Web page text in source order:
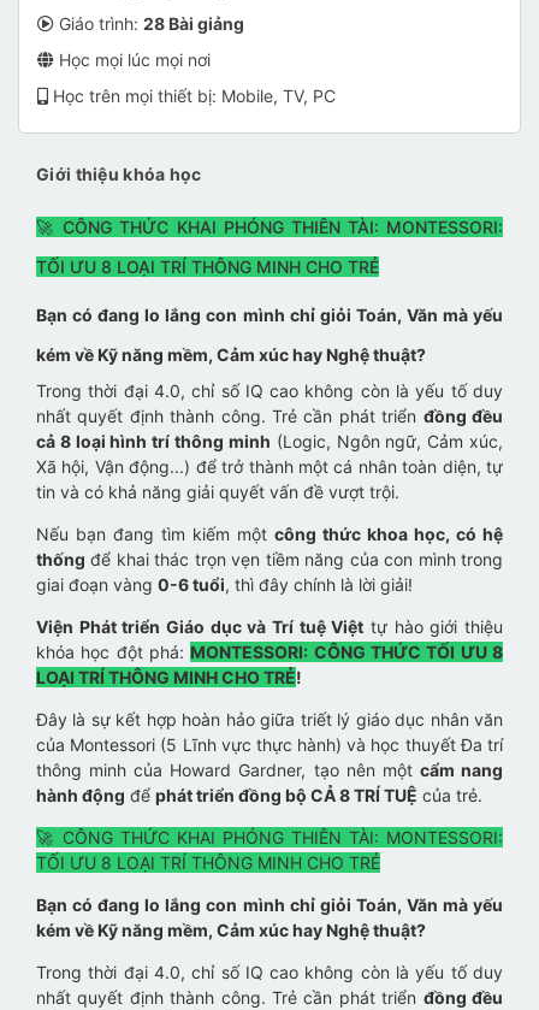
Giáo trình: 28 Bài giảng
Học mọi lúc mọi nơi
Học trên mọi thiết bị: Mobile, TV, PC
Giới thiệu khóa học
🚀 CÔNG THỨC KHAI PHÓNG THIÊN TÀI: MONTESSORI:
TỐI ƯU 8 LOẠI TRÍ THÔNG MINH CHO TRẺ
Bạn có đang lo lắng con mình chỉ giỏi Toán, Văn mà yếu
kém về Kỹ năng mềm, Cảm xúc hay Nghệ thuật?
Trong thời đại 4.0, chỉ số IQ cao không còn là yếu tố duy
nhất quyết định thành công. Trẻ cần phát triển đồng đều
cả 8 loại hình trí thông minh (Logic, Ngôn ngữ, Cảm xúc,
Xã hội, Vận động...) để trở thành một cá nhân toàn diện, tự
tin và có khả năng giải quyết vấn đề vượt trội.
Nếu bạn đang tìm kiếm một công thức khoa học, có hệ
thống để khai thác trọn vẹn tiềm năng của con mình trong
giai đoạn vàng 0-6 tuổi, thì đây chính là lời giải!
Viện Phát triển Giáo dục và Trí tuệ Việt tự hào giới thiệu
khóa học đột phá: MONTESSORI: CÔNG THỨC TỐI ƯU 8
LOẠI TRÍ THÔNG MINH CHO TRẺ!
Đây là sự kết hợp hoàn hảo giữa triết lý giáo dục nhân văn
của Montessori (5 Lĩnh vực thực hành) và học thuyết Đa trí
thông minh của Howard Gardner, tạo nên một cẩm nang
hành động để phát triển đồng bộ CẢ 8 TRÍ TUỆ của trẻ.
🚀 CÔNG THỨC KHAI PHÓNG THIÊN TÀI: MONTESSORI:
TỐI ƯU 8 LOẠI TRÍ THÔNG MINH CHO TRẺ
Bạn có đang lo lắng con mình chỉ giỏi Toán, Văn mà yếu
kém về Kỹ năng mềm, Cảm xúc hay Nghệ thuật?
Trong thời đại 4.0, chỉ số IQ cao không còn là yếu tố duy
nhất quyết định thành công. Trẻ cần phát triển đồng đều